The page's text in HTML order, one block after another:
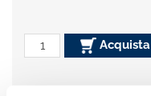
Acquista